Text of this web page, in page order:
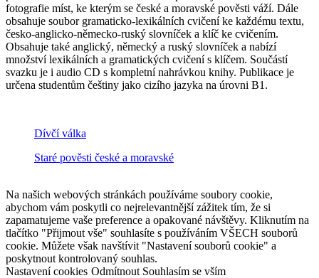
fotografie míst, ke kterým se české a moravské pověsti váží. Dále
obsahuje soubor gramaticko-lexikálních cvičení ke každému textu,
česko-anglicko-německo-ruský slovníček a klíč ke cvičením.
Obsahuje také anglický, německý a ruský slovníček a nabízí
množství lexikálních a gramatických cvičení s klíčem. Součástí
svazku je i audio CD s kompletní nahrávkou knihy. Publikace je
určena studentům češtiny jako cizího jazyka na úrovni B1.
Dívčí válka
Staré pověsti české a moravské
Na našich webových stránkách používáme soubory cookie,
abychom vám poskytli co nejrelevantnější zážitek tím, že si
zapamatujeme vaše preference a opakované návštěvy. Kliknutím na
tlačítko "Přijmout vše" souhlasíte s používáním VŠECH souborů
cookie. Můžete však navštívit "Nastavení souborů cookie" a
poskytnout kontrolovaný souhlas.
Nastavení cookies Odmítnout Souhlasím se vším